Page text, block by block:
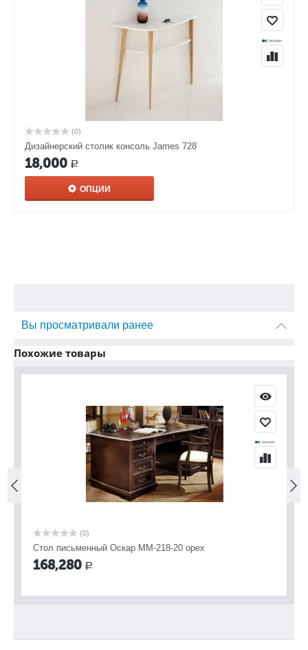
(0)
Дизайнерский столик консоль James 728
18,000 Р
ОПЦИИ
Вы просматривали ранее
Похожие товары
(0)
Стол письменный Оскар ММ-218-20 орех
168,280 Р